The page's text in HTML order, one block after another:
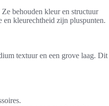
behouden kleur en structuur
en kleurechtheid zijn pluspunten.
textuur en een grove laag. Dit